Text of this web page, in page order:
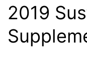
2019